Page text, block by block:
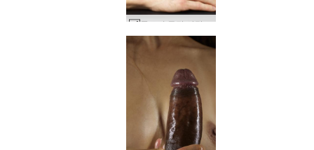
클로버 구강 사랑 #27